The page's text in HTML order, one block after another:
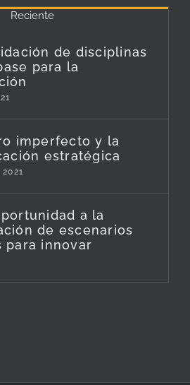
Reciente
de disciplinas
para la
imperfecto y la
estratégica
a la
de escenarios
para innovar